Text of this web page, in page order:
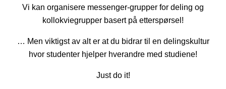
Vi kan organisere messenger-grupper for deling og
kollokviegrupper basert på etterspørsel!
… Men viktigst av alt er at du bidrar til en delingskultur
hvor studenter hjelper hverandre med studiene!
Just do it!